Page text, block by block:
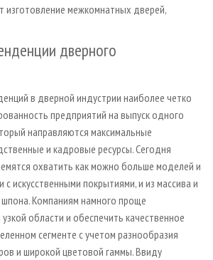
изготовление межкомнатных дверей,
дверного
в дверной индустрии наиболее четко
предприятий на выпуск одного
направляются максимальные
и кадровые ресурсы. Сегодня
охватить как можно больше моделей и
с искусственными покрытиями, и из массива и
шпона. Компаниям намного проще
области и обеспечить качественное
сегменте с учетом разнообразия
и широкой цветовой гаммы. Ввиду